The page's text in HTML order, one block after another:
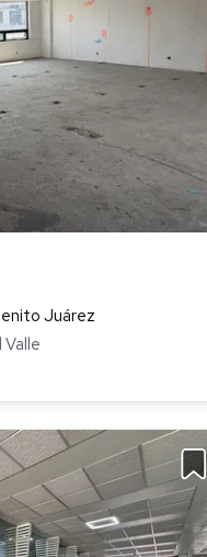
Juárez